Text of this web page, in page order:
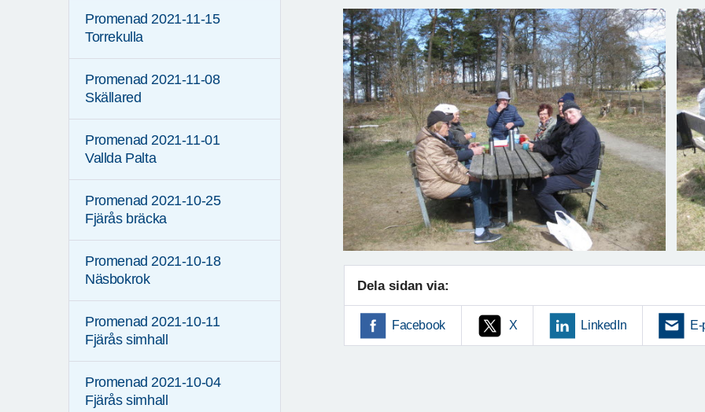
Promenad 2021-11-15
Torrekulla
Promenad 2021-11-08
Skällared
Promenad 2021-11-01
Vallda Palta
Promenad 2021-10-25
Fjärås bräcka
Promenad 2021-10-18
Näsbokrok
Promenad 2021-10-11
Fjärås simhall
Promenad 2021-10-04
Fjärås simhall
Dela sidan via:
Facebook X LinkedIn